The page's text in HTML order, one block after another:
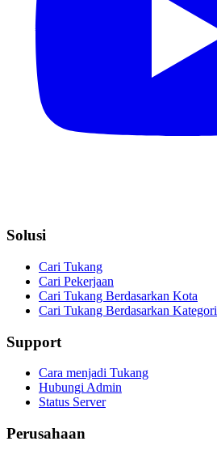
Solusi
Cari Tukang
Cari Pekerjaan
Cari Tukang Berdasarkan Kota
Cari Tukang Berdasarkan Kategori
Support
Cara menjadi Tukang
Hubungi Admin
Status Server
Perusahaan